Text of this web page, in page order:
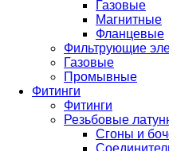
Газовые
Магнитные
Фланцевые
Фильтрующие
Газовые
Промывные
Фитинги
Фитинги
Резьбовые
Сгоны и